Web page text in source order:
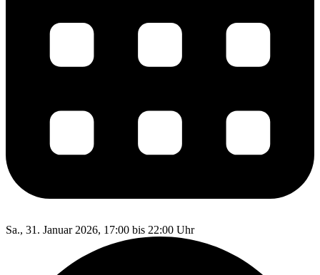
Sa., 31. Januar 2026, 17:00 bis 22:00 Uhr